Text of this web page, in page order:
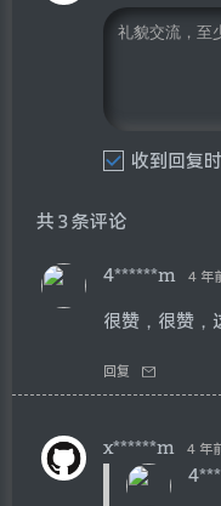
收到回复
共 3 条评论
4******m 4 年
很赞，很赞，
回复
x******m 4 年